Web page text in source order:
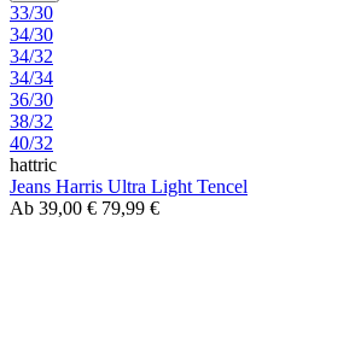
33/30
34/30
34/32
34/34
36/30
38/32
40/32
hattric
Jeans Harris Ultra Light Tencel
Ab 39,00 € 79,99 €